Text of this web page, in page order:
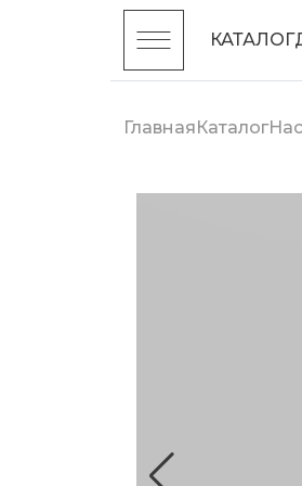
КАТАЛОГ
ГлавнаяКаталог